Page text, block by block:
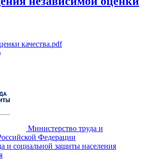
качества.pdf
Министерство труда и
Федерации